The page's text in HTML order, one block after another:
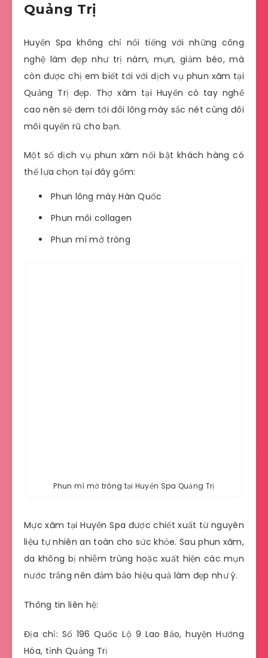
Quảng Trị
Huyền Spa không chỉ nổi tiếng với những công
nghệ làm đẹp như trị nám, mụn, giảm béo, mà
còn được chị em biết tới với dịch vụ phun xăm tại
Quảng Trị đẹp. Thợ xăm tại Huyền có tay nghề
cao nên sẽ đem tới đôi lông mày sắc nét cùng đôi
môi quyến rũ cho bạn.
Một số dịch vụ phun xăm nổi bật khách hàng có
thể lựa chọn tại đây gồm:
Phun lông mày Hàn Quốc
Phun môi collagen
Phun mí mở tròng
Phun mí mở tròng tại Huyền Spa Quảng Trị
Mực xăm tại Huyền Spa được chiết xuất từ nguyên
liệu tự nhiên an toàn cho sức khỏe. Sau phun xăm,
da không bị nhiễm trùng hoặc xuất hiện các mụn
nước trắng nên đảm bảo hiệu quả làm đẹp như ý.
Thông tin liên hệ:
Địa chỉ: Số 196 Quốc Lộ 9 Lao Bảo, huyện Hướng
Hóa, tỉnh Quảng Trị